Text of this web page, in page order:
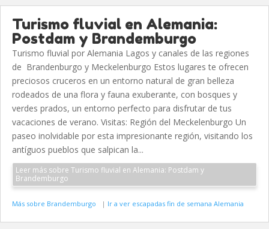
Turismo fluvial en Alemania:
Postdam y Brandemburgo
Turismo fluvial por Alemania Lagos y canales de las regiones
de Brandenburgo y Meckelenburgo Estos lugares te ofrecen
preciosos cruceros en un entorno natural de gran belleza
rodeados de una flora y fauna exuberante, con bosques y
verdes prados, un entorno perfecto para disfrutar de tus
vacaciones de verano. Visitas: Región del Meckelenburgo Un
paseo inolvidable por esta impresionante región, visitando los
antíguos pueblos que salpican la...
Leer más sobre Turismo fluvial en Alemania: Postdam y
Brandemburgo
Más sobre Brandemburgo | Ir a ver escapadas fin de semana Alemania